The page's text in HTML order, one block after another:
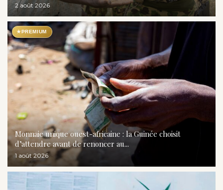
2 août 2026
★ PREMIUM
Monnaie unique ouest-africaine : la Guinée choisit
d’attendre avant de renoncer au...
1 août 2026